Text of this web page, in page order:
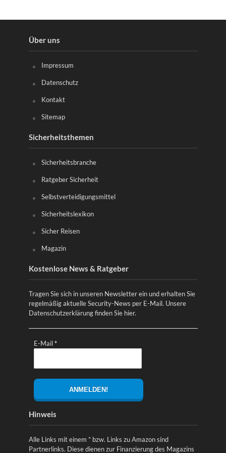
Über uns
Impressum
Datenschutz
Kontakt
Sitemap
Sicherheitsthemen
Sicherheitsbranche
Ratgeber Sicherheit
Selbstverteidigungsmittel
Sicherheitslexikon
Sicher Reisen
Magazin
Kostenlose News & Ratgeber
Tragen Sie sich in unseren Newsletter ein und erhalten Sie
regelmäßig aktuelle Security-News per E-Mail. Unsere
Datenschutzerklärung finden Sie hier.
E-Mail*
Hinweis
Alle Links mit einem * bzw. Links zu Amazon sind
Partnerlinks. Diese dienen zur Finanzierung des Magazins